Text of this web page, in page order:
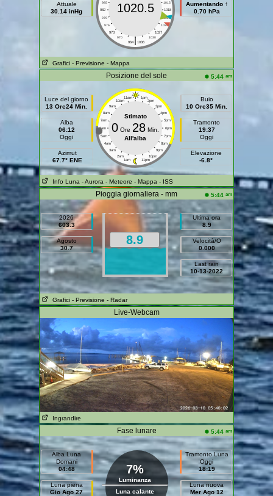
Attuale
30.14 inHg
985
1015
982
1018
979
1021
976
1024
973
1027
970
1030
|
964 1036
1020.5
Aumentando ↑
0.70 hPa
Grafici - Previsione - Mappa
Posizione del sole 5:44 am
Luce del giorno
13 Ore24 Min.
Alba
06:12
Oggi
Azimut
67.7° ENE
11am 1pm
10am 2pm
9am 3pm
8am 4pm
7am 5pm
6am 6pm
5am 7pm
4am 8pm
3am 9pm
2am 10pm
1am 11pm
Stimato
0 Ore 28 Min.
All'alba
Buio
10 Ore35 Min.
Tramonto
19:37
Oggi
Elevazione
-6.8°
Info Luna - Aurora - Meteore - Mappa - ISS
Pioggia giornaliera - mm 5:44 am
2026
603.3
Agosto
30.7
8.9
Ultima ora
8.9
Velocità/O
0.000
Last rain
10-13-2022
Grafici - Previsione - Radar
Live-Webcam
Ingrandire
Fase lunare 5:44 am
Alba Luna
Domani
04:48
Luna piena
Gio Ago 27
7%
Luminanza
Luna calante
Tramonto Luna
Oggi
18:19
Luna nuova
Mer Ago 12